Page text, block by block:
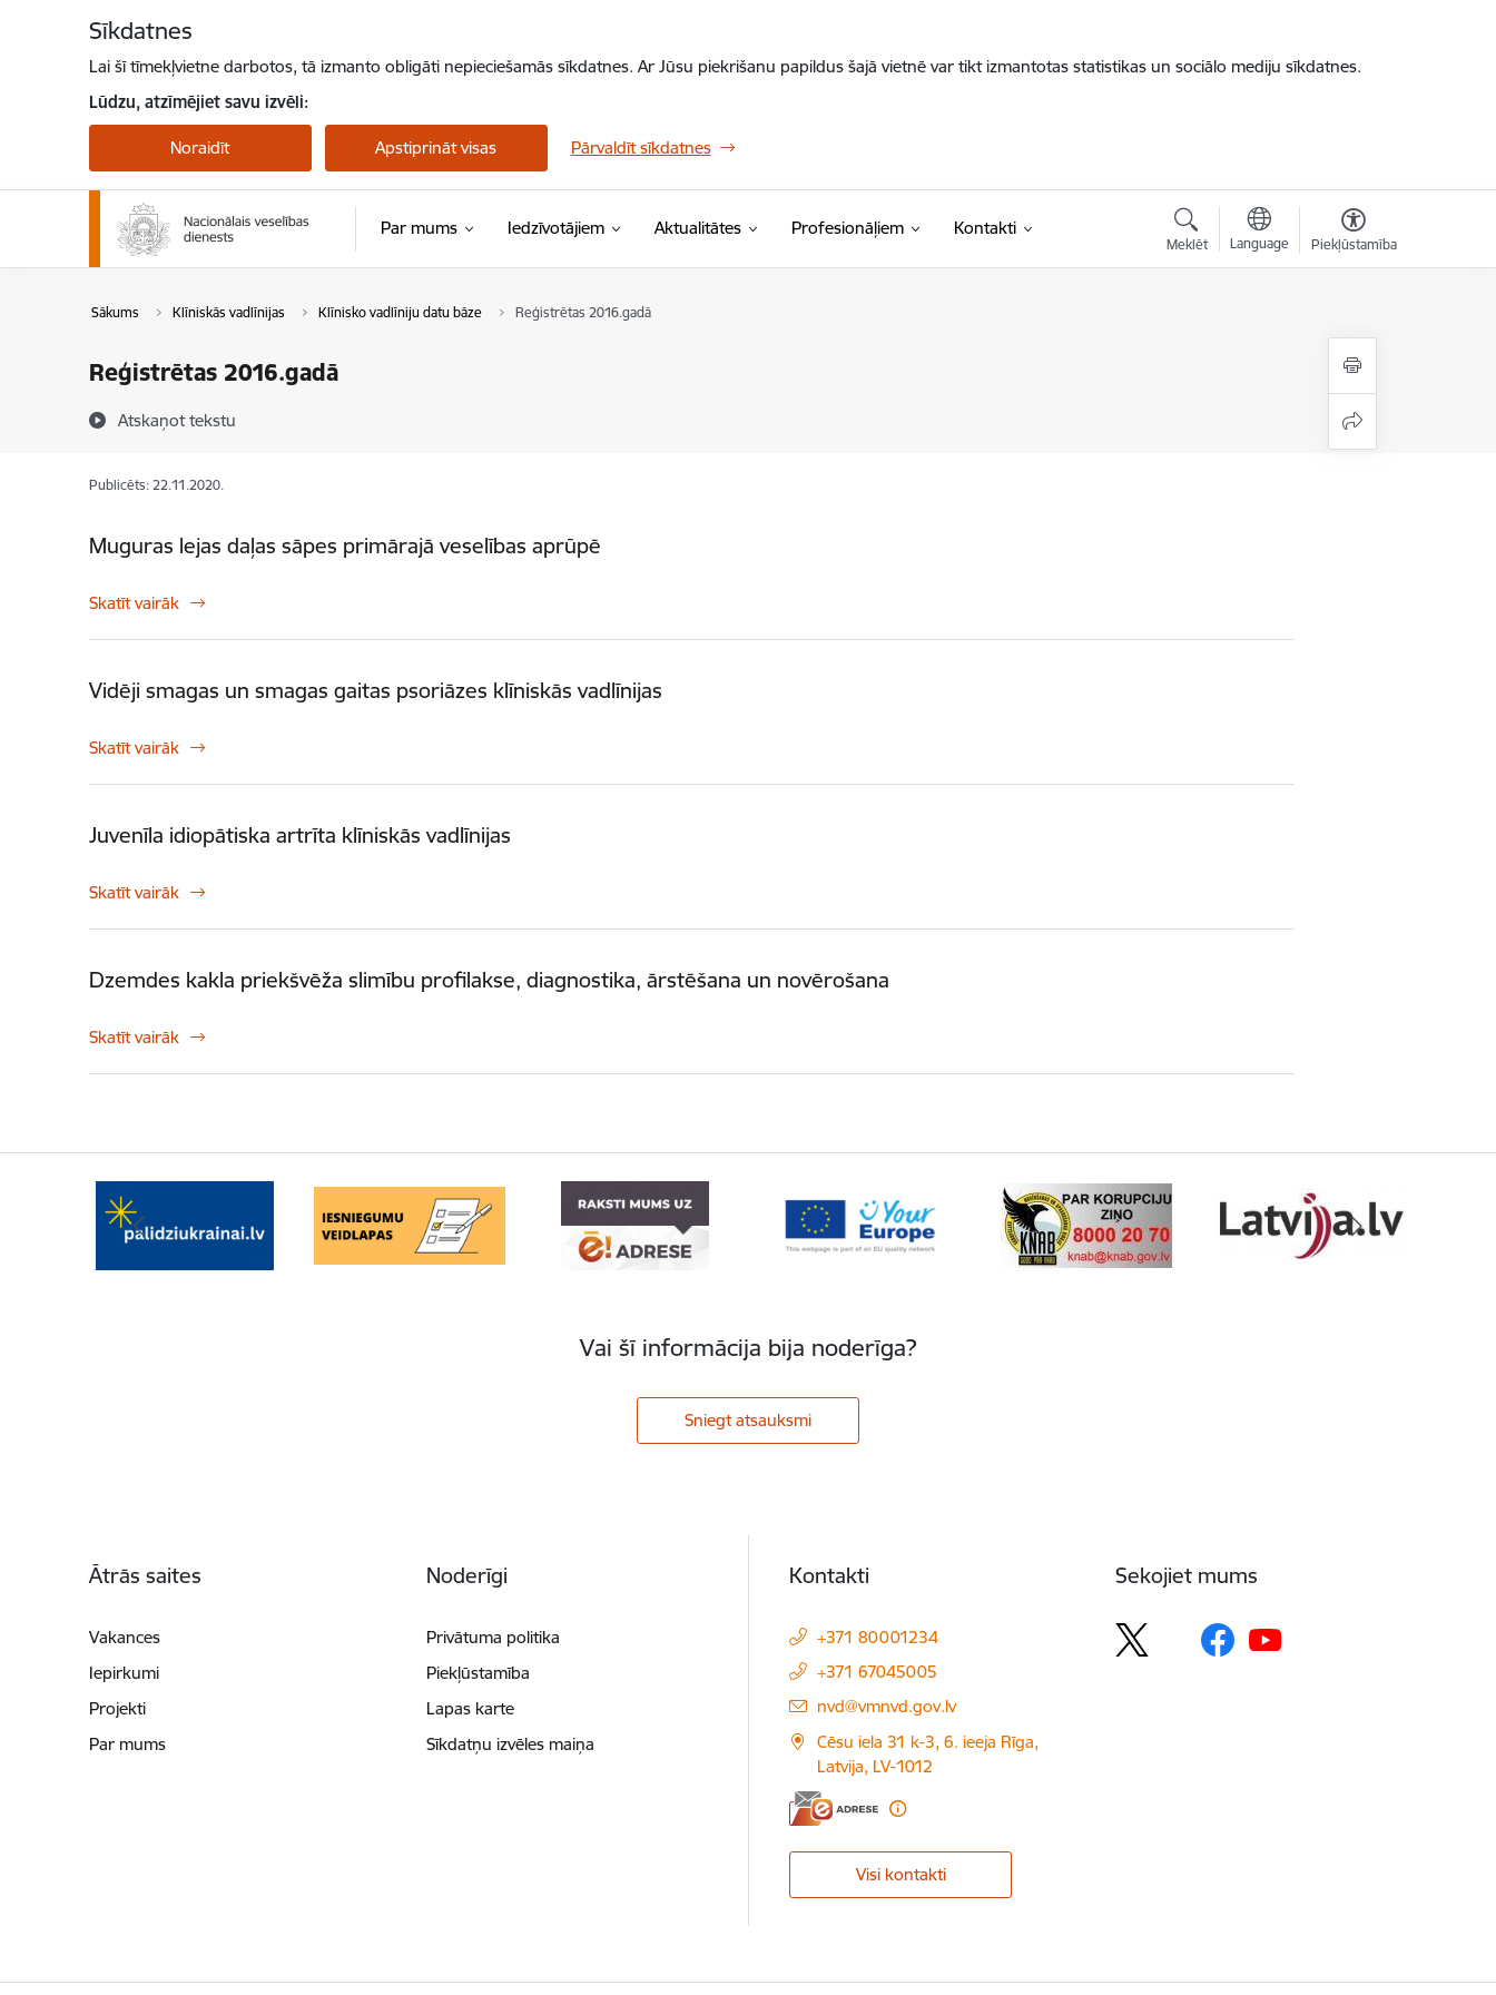
Sīkdatnes
Lai šī tīmekļvietne darbotos, tā izmanto obligāti nepieciešamās sīkdatnes. Ar Jūsu piekrišanu papildus šajā vietnē var tikt izmantotas statistikas un sociālo mediju sīkdatnes.
Lūdzu, atzīmējiet savu izvēli:
Noraidīt Apstiprināt visas Pārvaldīt sīkdatnes
Par mums Iedzīvotājiem Aktualitātes Profesionāļiem Kontakti
Meklēt Language Piekļūstamība
Sākums Klīniskās vadlīnijas Klīnisko vadlīniju datu bāze Reģistrētas 2016.gadā
Reģistrētas 2016.gadā
Atskaņot tekstu
Publicēts: 22.11.2020.
Muguras lejas daļas sāpes primārajā veselības aprūpē
Skatīt vairāk
Vidēji smagas un smagas gaitas psoriāzes klīniskās vadlīnijas
Skatīt vairāk
Juvenīla idiopātiska artrīta klīniskās vadlīnijas
Skatīt vairāk
Dzemdes kakla priekšvēža slimību profilakse, diagnostika, ārstēšana un novērošana
Skatīt vairāk
Vai šī informācija bija noderīga?
Sniegt atsauksmi
Ātrās saites
Vakances
Iepirkumi
Projekti
Par mums
Noderīgi
Privātuma politika
Piekļūstamība
Lapas karte
Sīkdatņu izvēles maiņa
Kontakti
+371 80001234
+371 67045005
E-pasts:
nvd@vmnvd.gov.lv
Cēsu iela 31 k-3, 6. ieeja Rīga,
Latvija, LV-1012
Visi kontakti
Sekojiet mums